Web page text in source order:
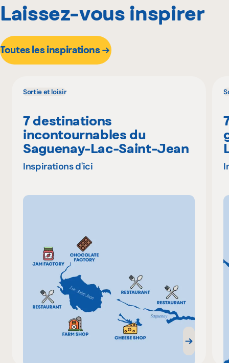
Laissez-vous inspirer
Toutes les inspirations
Sortie et loisir
7 destinations
incontournables du
Saguenay-Lac-Saint-Jean
Inspirations d'ici